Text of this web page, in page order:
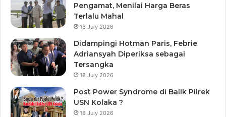
Pengamat, Menilai Harga Beras
Terlalu Mahal
18 July 2026
Didampingi Hotman Paris, Febrie
Adriansyah Diperiksa sebagai
Tersangka
18 July 2026
Post Power Syndrome di Balik Pilrek
USN Kolaka ?
18 July 2026